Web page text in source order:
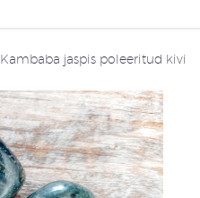
Kambaba jaspis poleeritud kivi